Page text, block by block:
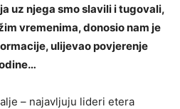
uz njega smo slavili i tugovali,
vremenima, donosio nam je
ulijevao povjerenje
– najavljuju lideri etera